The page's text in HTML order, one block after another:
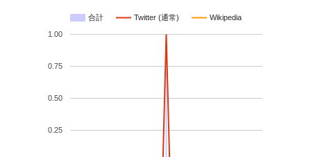
合計 Twitter (通常) Wikipedia
0.25
0.50
0.75
1.00